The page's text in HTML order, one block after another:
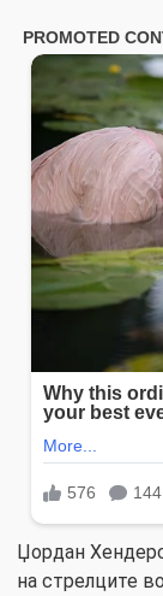
Џордан
на стрелците